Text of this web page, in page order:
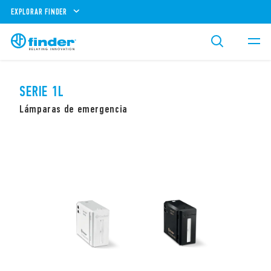
EXPLORAR FINDER
SERIE 1L
Lámparas de emergencia